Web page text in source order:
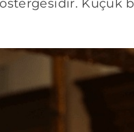
Küçük